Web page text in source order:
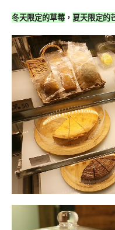
冬天限定的草莓 ， 夏天限定的